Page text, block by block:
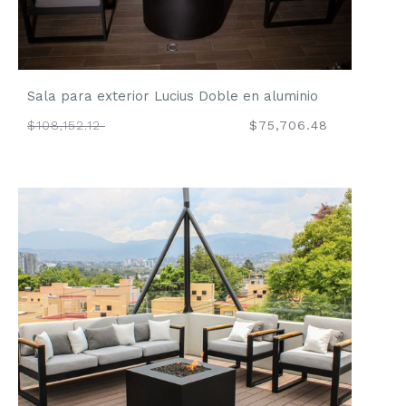
Sala para exterior Lucius Doble en aluminio
$108,152.12 $75,706.48